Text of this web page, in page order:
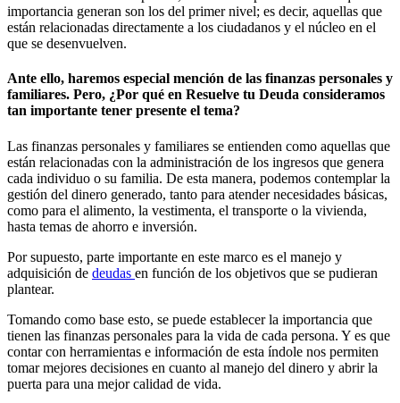
importancia generan son los del primer nivel; es decir, aquellas que
están relacionadas directamente a los ciudadanos y el núcleo en el
que se desenvuelven.
Ante ello, haremos especial mención de las finanzas personales y
familiares. Pero, ¿Por qué en Resuelve tu Deuda consideramos
tan importante tener presente el tema?
Las finanzas personales y familiares se entienden como aquellas que
están relacionadas con la administración de los ingresos que genera
cada individuo o su familia. De esta manera, podemos contemplar la
gestión del dinero generado, tanto para atender necesidades básicas,
como para el alimento, la vestimenta, el transporte o la vivienda,
hasta temas de ahorro e inversión.
Por supuesto, parte importante en este marco es el manejo y
adquisición de deudas en función de los objetivos que se pudieran
plantear.
Tomando como base esto, se puede establecer la importancia que
tienen las finanzas personales para la vida de cada persona. Y es que
contar con herramientas e información de esta índole nos permiten
tomar mejores decisiones en cuanto al manejo del dinero y abrir la
puerta para una mejor calidad de vida.